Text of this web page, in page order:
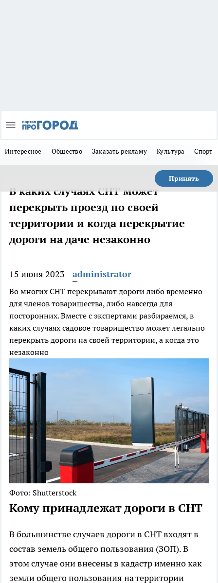
Интересное Общество Заказать рекламу Культура Спорт
Принять
В каких случаях СНТ может
перекрыть проезд по своей
территории и когда перекрытие
дороги на даче незаконно
15 июня 2023 administrator
Во многих СНТ перекрывают дороги либо временно
для членов товарищества, либо навсегда для
посторонних. Вместе с экспертами разбираемся, в
каких случаях садовое товарищество может легально
перекрыть дороги на своей территории, а когда это
незаконно
Фото: Shutterstock
Кому принадлежат дороги в СНТ
В большинстве случаев дороги в СНТ входят в
состав земель общего пользования (ЗОП). В
этом случае они внесены в кадастр именно как
земли общего пользования на территории